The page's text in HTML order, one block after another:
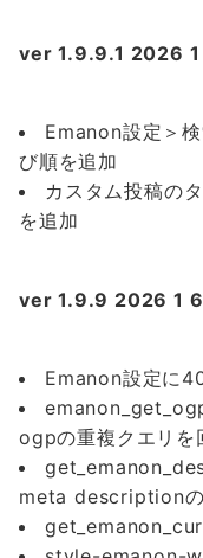
ver 1.9.9.1 2026 1
Emanon設定＞
び順を追加
カスタム投稿の
を追加
ver 1.9.9 2026 1 6
Emanon設定に
ogpの重複クエリを
meta description